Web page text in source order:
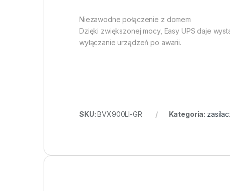
Niezawodne połączenie z domem
Dzięki zwiększonej mocy, Easy UPS daje
wyłączanie urządzeń po awarii.
SKU:BVX900LI-GR Kategoria: